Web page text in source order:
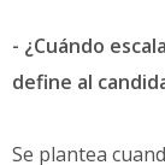
- ¿Cuándo
define al
Se plantea